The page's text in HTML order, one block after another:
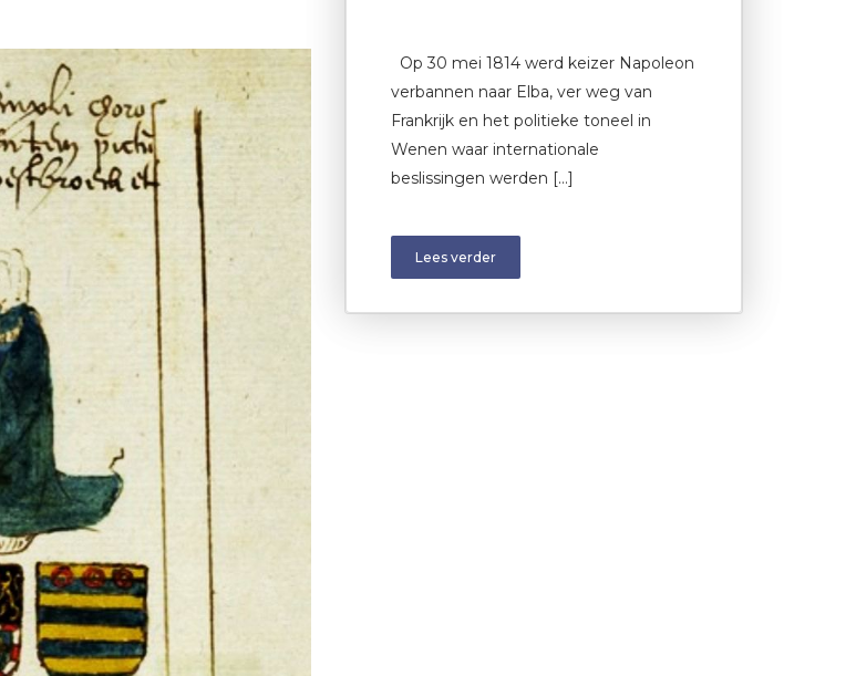
Op 30 mei 1814 werd keizer Napoleon
verbannen naar Elba, ver weg van
Frankrijk en het politieke toneel in
Wenen waar internationale
beslissingen werden […]
Lees verder